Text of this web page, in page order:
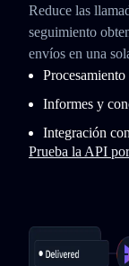
Reduce las
seguimiento
envíos en una
Informes y
Integración
Prueba la API